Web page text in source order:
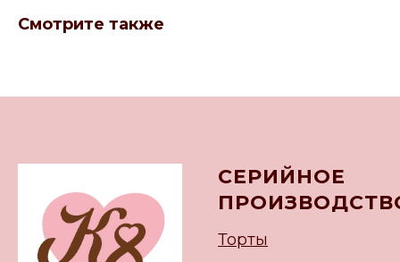
Смотрите также
СЕРИЙНОЕ
Торты